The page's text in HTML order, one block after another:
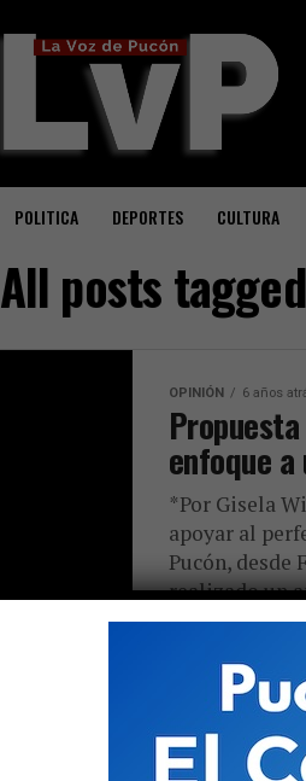
POLITICA DEPORTES CULTURA
All posts
OPINIÓN 6 años
enfoque
*Por Gisela
apoyar al
Pucón, desde
realizado un